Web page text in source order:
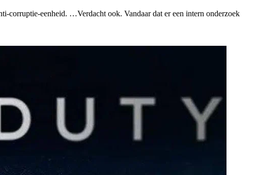
corruptie-eenheid. …Verdacht ook. Vandaar dat er een intern onderzoek